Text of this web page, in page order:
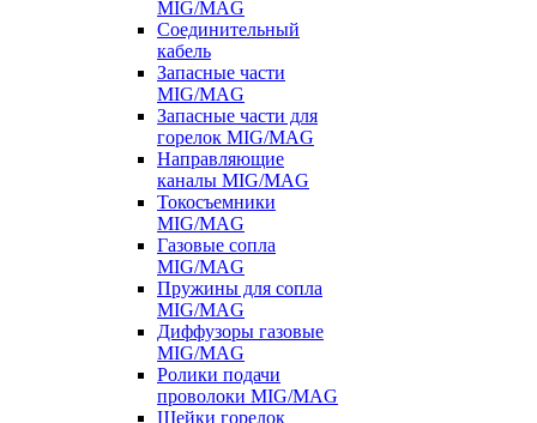
MIG/MAG
Соединительный
кабель
Запасные части
MIG/MAG
Запасные части для
горелок MIG/MAG
Направляющие
каналы MIG/MAG
Токосъемники
MIG/MAG
Газовые сопла
MIG/MAG
Пружины для сопла
MIG/MAG
Диффузоры газовые
MIG/MAG
Ролики подачи
проволоки MIG/MAG
Шейки горелок